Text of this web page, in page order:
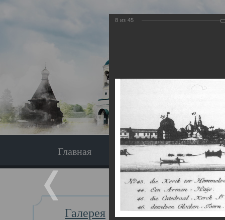
Главная Экскурсия
Галерея
Главная
8 из 45